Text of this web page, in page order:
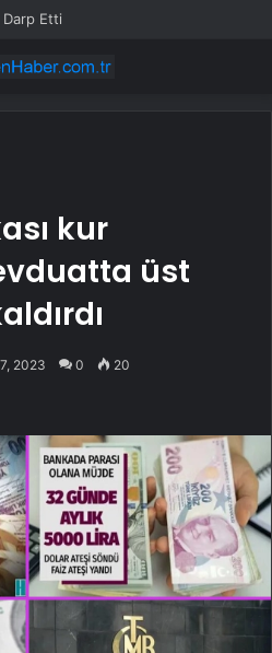
Darp Etti
kur
üst
2023 0 20